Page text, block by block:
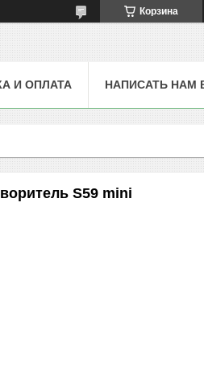
Корзина
И ОПЛАТА НАПИСАТЬ НАМ В
S59 mini